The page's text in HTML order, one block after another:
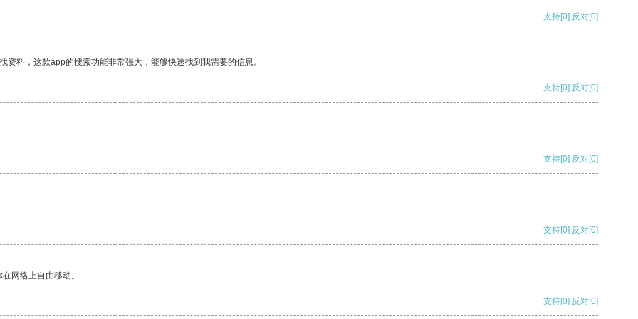
支持[0] 反对[0]
料，这款app的搜索功能非常强大，能够快速找到我需要的信息。
支持[0] 反对[0]
支持[0] 反对[0]
支持[0] 反对[0]
网络上自由移动。
支持[0] 反对[0]